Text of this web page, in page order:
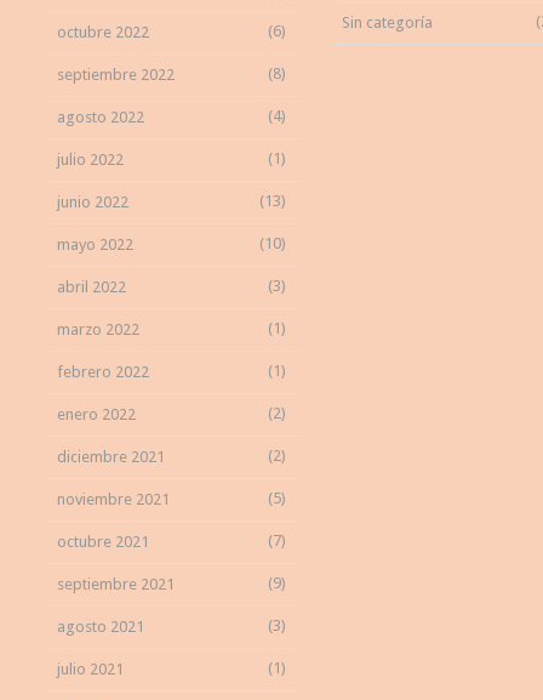
octubre 2022 (6)
septiembre 2022 (8)
agosto 2022 (4)
julio 2022 (1)
junio 2022 (13)
mayo 2022 (10)
abril 2022 (3)
marzo 2022 (1)
febrero 2022 (1)
enero 2022 (2)
diciembre 2021 (2)
noviembre 2021 (5)
octubre 2021 (7)
septiembre 2021 (9)
agosto 2021 (3)
julio 2021 (1)
Sin categoría